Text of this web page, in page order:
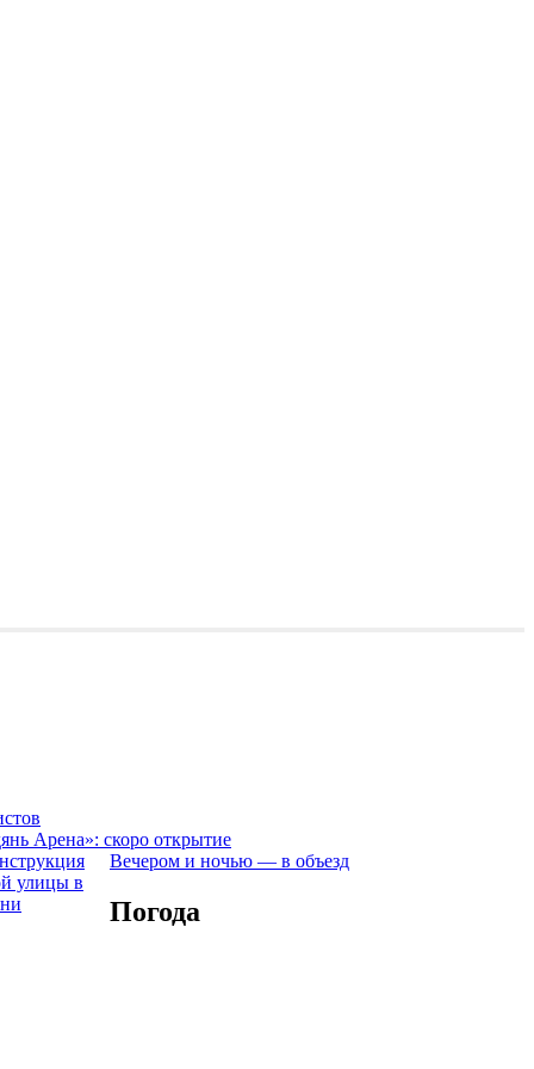
Арена»: скоро открытие
Вечером и ночью — в объезд
Погода